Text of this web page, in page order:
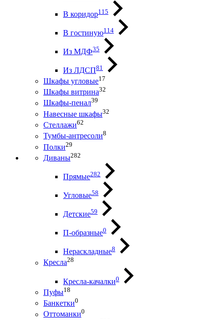
В коридор115
В гостиную114
Из МДФ35
Из ЛДСП81
Шкафы угловые17
Шкафы витрина32
Шкафы-пенал39
Навесные шкафы32
Стеллажи62
Тумбы-антресоли8
Полки29
Диваны282
Прямые282
Угловые58
Детские59
П-образные0
Нераскладные8
Кресла28
Кресла-качалки0
Пуфы18
Банкетки0
Оттоманки0